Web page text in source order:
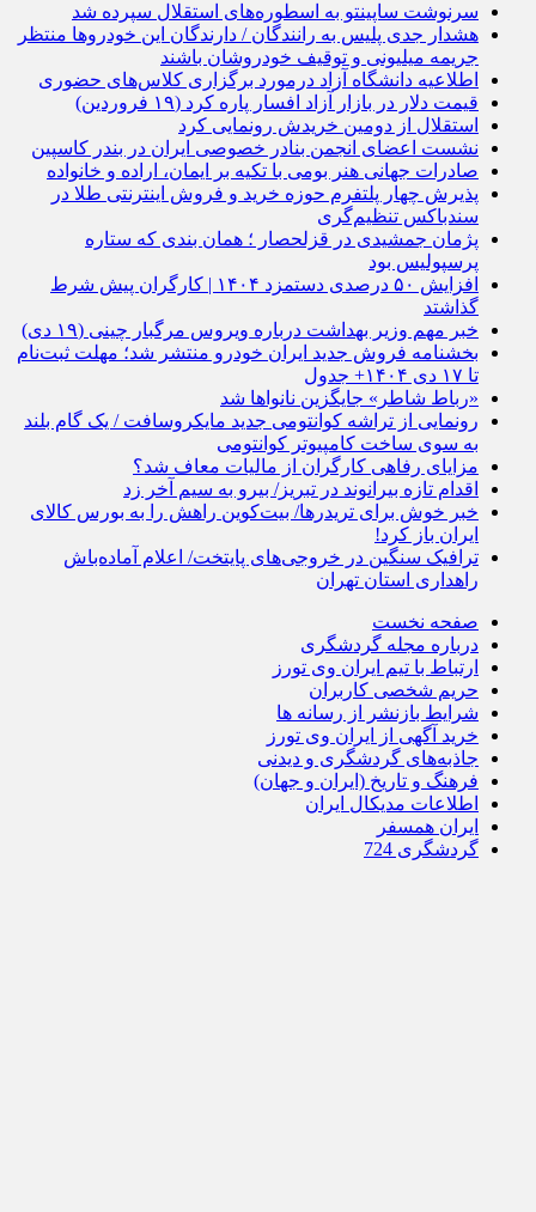
سرنوشت ساپینتو به اسطوره‌های استقلال سپرده شد
هشدار جدی پلیس به رانندگان / دارندگان این خودروها منتظر
جریمه میلیونی و توقیف خودروشان باشند
اطلاعیه دانشگاه آزاد درمورد برگزاری کلاس‌های حضوری
قیمت دلار در بازار آزاد افسار پاره کرد (۱۹ فروردین)
استقلال از دومین خریدش رونمایی کرد
نشست اعضای انجمن بنادر خصوصی ایران در بندر كاسپین
صادرات جهانی هنر بومی با تکیه بر ایمان، اراده و خانواده
پذیرش چهار پلتفرم حوزه خرید و فروش اینترنتی طلا در
سندباکس تنظیم‌گری
پژمان جمشیدی در قزلحصار ؛ همان بندی که ستاره
پرسپولیس بود
افزایش ۵۰ درصدی دستمزد ۱۴۰۴ | کارگران پیش شرط
گذاشتد
خبر مهم وزیر بهداشت درباره ویروس مرگبار چینی (۱۹ دی)
بخشنامه فروش جدید ایران خودرو منتشر شد؛ مهلت ثبت‌نام
تا ۱۷ دی ۱۴۰۴+ جدول
«رباط شاطر» جایگزین نانواها شد
رونمایی از تراشه کوانتومی جدید مایکروسافت / یک گام بلند
به سوی ساخت کامپیوتر کوانتومی
مزایای رفاهی کارگران از مالیات معاف شد؟
اقدام تازه بیرانوند در تبریز/ بیرو به سیم آخر زد
خبر خوش برای تریدرها/ بیت‌کوین راهش را به بورس کالای
ایران باز کرد!
ترافیک سنگین در خروجی‌های پایتخت/ اعلام آماده‌باش
راهداری استان تهران
صفحه نخست
درباره مجله گردشگری
ارتباط با تیم ایران وی تورز
حریم شخصی کاربران
شرایط بازنشر از رسانه ها
خرید آگهی از ایران وی تورز
جاذبه‌های گردشگری و دیدنی
فرهنگ و تاریخ (ایران و جهان)
اطلاعات مدیکال ایران
ایران همسفر
گردشگری 724